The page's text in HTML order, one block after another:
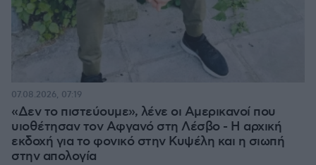
«Δεν το πιστεύουμε», λένε οι Αμερικανοί που
υιοθέτησαν τον Αφγανό στη Λέσβο - Η αρχική
εκδοχή για το φονικό στην Κυψέλη και η σιωπή
στην απολογία
07.08.2026, 07:19